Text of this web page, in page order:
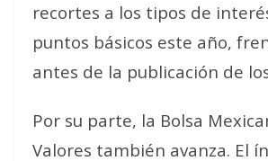
recortes a los tipos de
puntos básicos este año,
antes de la publicación de
Por su parte, la Bolsa
Valores también avanza. El